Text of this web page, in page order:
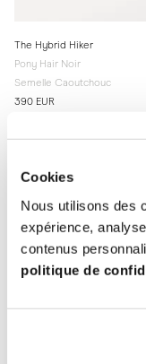
Cookies
Nous utilisons des
expérience,
contenus
politique de
The Hybrid Hiker
Pony Hair Noir
Semelle Caoutchouc
390 EUR